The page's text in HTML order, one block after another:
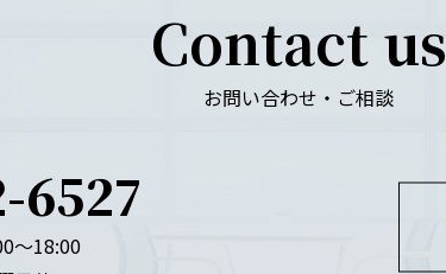
Contact us
お問い合わせ・ご相談
6527
～18:00